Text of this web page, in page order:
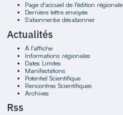
Page d'accueil de l'édition régionale
Dernière lettre envoyée
S'abonner/se désabonner
Actualités
À l'affiche
Informations régionales
Dates Limites
Manifestations
Potentiel Scientifique
Rencontres Scientifiques
Archives
Rss